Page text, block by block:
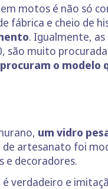
motos é não só
fábrica e cheio de
. Igualmente,
são muito
o modelo
um vidro
de artesanato foi
e decoradores.
verdadeiro e